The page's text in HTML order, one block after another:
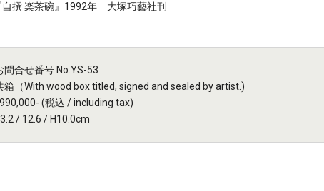
自撰 楽茶碗』1992年 大塚巧藝社刊
問合せ番号 No.YS-53
箱（With wood box titled, signed and sealed by artist.)
(税込 / including tax)
/ 12.6 / H10.0cm